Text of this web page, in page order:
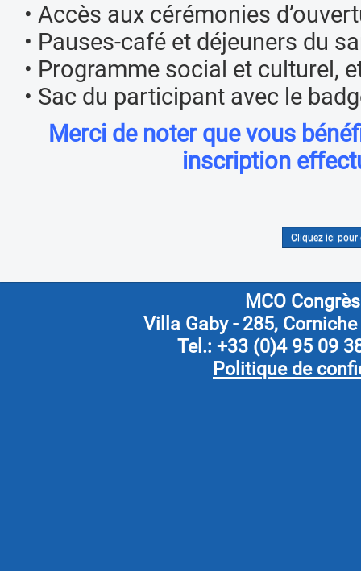
• Accès aux cérémonies
• Pauses-café et déjeuners du
• Programme social et culturel,
• Sac du participant avec le
Merci de noter que vous
inscription
Cliquez ici
MCO Congrès
Villa Gaby- 285, Corniche
Tel.: +33 (0)4 95 09
Politique de